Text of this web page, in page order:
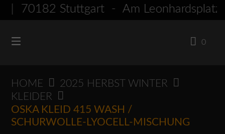
Springen
Inhalt
| 70182 Stuttgart - Am
0
HOME
2025 HERBST WINTER
KLEIDER
OSKA KLEID 415 WASH /
SCHURWOLLE-LYOCELL-MISCHUNG